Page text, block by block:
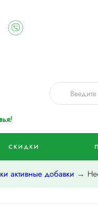
СКИДКИ
активные добавки →